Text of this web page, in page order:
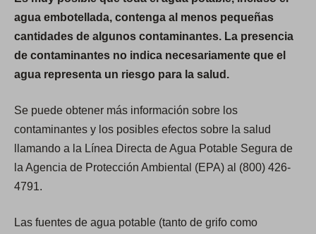
agua embotellada, contenga al menos pequeñas
cantidades de algunos contaminantes. La presencia
de contaminantes no indica necesariamente que el
agua representa un riesgo para la salud.
Se puede obtener más información sobre los
contaminantes y los posibles efectos sobre la salud
llamando a la Línea Directa de Agua Potable Segura de
la Agencia de Protección Ambiental (EPA) al (800) 426-
4791.
Las fuentes de agua potable (tanto de grifo como